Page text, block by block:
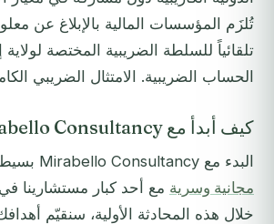
تُلزَم المؤسسات المالية بالإبلاغ عن
تلقائياً للسلطة الضريبية المختصة
الحساب الضريبية. الامتثال الضريبي
كيف أبدأ مع Mirabello Consultancy؟
البدء مع Mirabello Consultancy بسيط.
مجانية وسرية مع أحد كبار مستشارينا
خلال هذه المحادثة الأولية، سنقيّم